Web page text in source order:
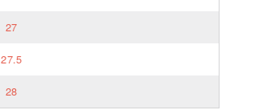
27
27.5
28